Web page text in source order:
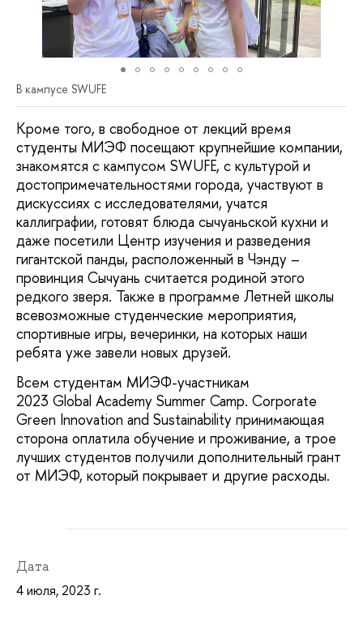
В кампусе SWUFE
Кроме того, в свободное от лекций время
студенты МИЭФ посещают крупнейшие компании,
знакомятся с кампусом SWUFE, с культурой и
достопримечательностями города, участвуют в
дискуссиях с исследователями, учатся
каллиграфии, готовят блюда сычуаньской кухни и
даже посетили Центр изучения и разведения
гигантской панды, расположенный в Чэнду –
провинция Сычуань считается родиной этого
редкого зверя. Также в программе Летней школы
всевозможные студенческие мероприятия,
спортивные игры, вечеринки, на которых наши
ребята уже завели новых друзей.
Всем студентам МИЭФ-участникам
2023 Global Academy Summer Camp. Corporate
Green Innovation and Sustainability принимающая
сторона оплатила обучение и проживание, а трое
лучших студентов получили дополнительный грант
от МИЭФ, который покрывает и другие расходы.
Дата
4 июля, 2023 г.